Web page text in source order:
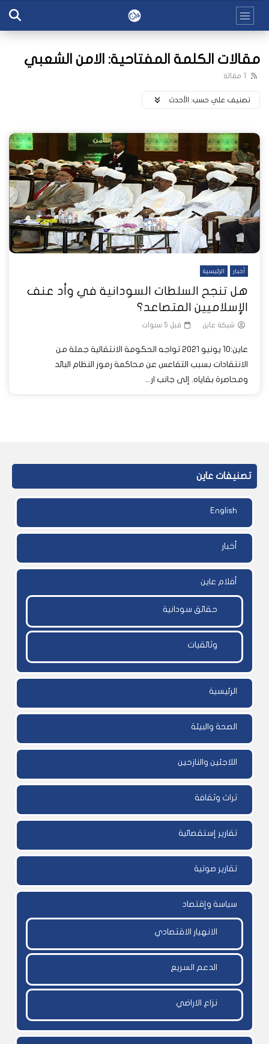
مقالات الكلمة المفتاحية: الامن الشعبي
1 مقالة
تصنيف علي حسب: اﻷحدث
أخبار الرئيسية
هل تنجح السلطات السودانية في وأد عنف
الإسلاميين المتصاعد؟
شبكة عاين قبل 5 سنوات
عاين:10 يونيو 2021 تواجه الحكومة الانتقالية جملة من
الانتقادات بسبب التقاعس عن محاكمة رموز النظام البائد
ومحاصرة بقاياه. إلى جانب ار...
تصنيفات عاين
English
أخبار
أفلام عاين
حقائق سودانية
وثائقيات
الرئيسية
الصحة والبيئة
اللاجئين والنازحين
تراث وثقافة
تقارير إستقصائية
تقارير صوتية
سياسة وإقتصاد
الانهيار الاقتصادي
الدعم السريع
نزاع الاراضي